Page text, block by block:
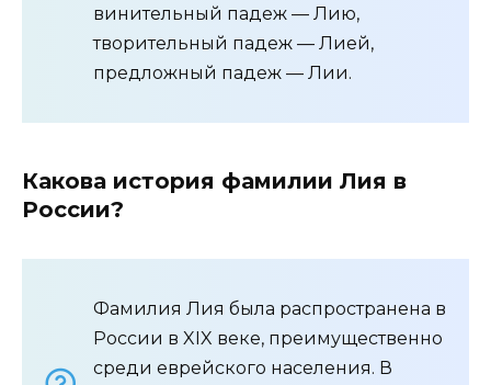
винительный падеж — Лию,
творительный падеж — Лией,
предложный падеж — Лии.
Какова история фамилии Лия в
России?
Фамилия Лия была распространена в
России в XIX веке, преимущественно
среди еврейского населения. В